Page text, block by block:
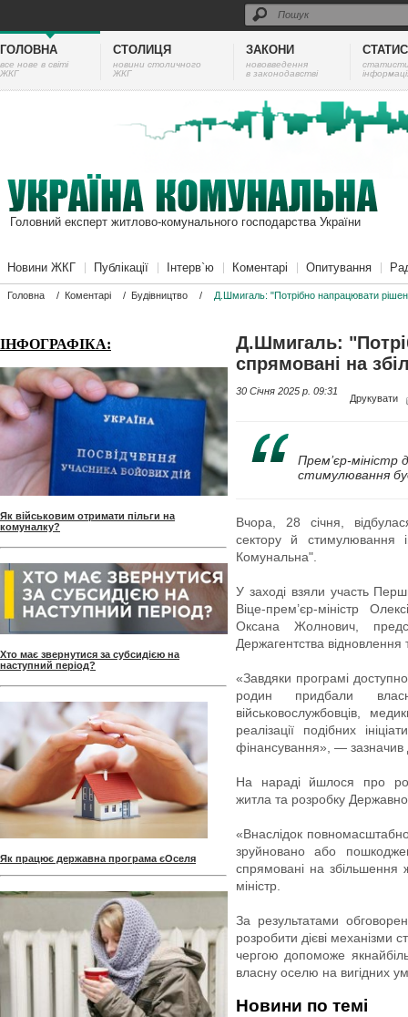
ГОЛОВНА
все нове в світі
ЖКГ
СТОЛИЦЯ
новини столичного
ЖКГ
ЗАКОНИ
нововведення
в законодавстві
Головний експерт житлово-комунального господарства України
Новини ЖКГ Публікації Інтерв`ю Коментарі Опитування
Головна / Коментарі / Будівництво / Д.Шмигаль: "Потрібно напрацювати
ІНФОГРАФІКА:
Як військовим отримати пільги на
комуналку?
Хто має звернутися за субсидією на
наступний період?
Як працює державна програма єОселя
Д.Шмигаль:
спрямовані на
30 Січня 2025 p. 09:31
Друкувати
Прем’єр-міністр
стимулювання
Вчора, 28 січня,
сектору й стимулювання
Комунальна".
У заході взяли участь
Віце-прем’єр-міністр
Оксана Жолнович,
Держагентства відновлення
«Завдяки програмі
родин придбали
військовослужбовців,
реалізації подібних
фінансування», —
На нараді йшлося про
житла та розробку Державної
«Внаслідок
зруйновано або
спрямовані на
міністр.
За результатами
розробити дієві
чергою допоможе
власну оселю на вигідних
Новини по темі